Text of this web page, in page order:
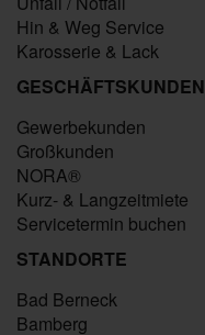
Hin & Weg Service
Karosserie & Lack
GESCHÄFTSKUNDEN
Gewerbekunden
Großkunden
NORA®
Kurz- & Langzeitmiete
Servicetermin buchen
STANDORTE
Bad Berneck
Bamberg